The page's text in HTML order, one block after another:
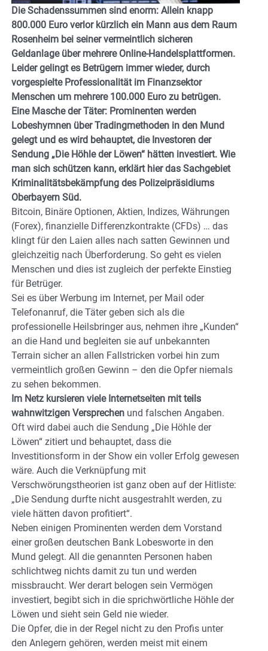
Die Schadenssummen sind enorm: Allein knapp
800.000 Euro verlor kürzlich ein Mann aus dem Raum
Rosenheim bei seiner vermeintlich sicheren
Geldanlage über mehrere Online-Handelsplattformen.
Leider gelingt es Betrügern immer wieder, durch
vorgespielte Professionalität im Finanzsektor
Menschen um mehrere 100.000 Euro zu betrügen.
Eine Masche der Täter: Prominenten werden
Lobeshymnen über Tradingmethoden in den Mund
gelegt und es wird behauptet, die Investoren der
Sendung „Die Höhle der Löwen“ hätten investiert. Wie
man sich schützen kann, erklärt hier das Sachgebiet
Kriminalitätsbekämpfung des Polizeipräsidiums
Oberbayern Süd.
Bitcoin, Binäre Optionen, Aktien, Indizes, Währungen
(Forex), finanzielle Differenzkontrakte (CFDs) … das
klingt für den Laien alles nach satten Gewinnen und
gleichzeitig nach Überforderung. So geht es vielen
Menschen und dies ist zugleich der perfekte Einstieg
für Betrüger.
Sei es über Werbung im Internet, per Mail oder
Telefonanruf, die Täter geben sich als die
professionelle Heilsbringer aus, nehmen ihre „Kunden“
an die Hand und begleiten sie auf unbekannten
Terrain sicher an allen Fallstricken vorbei hin zum
vermeintlich großen Gewinn – den die Opfer niemals
zu sehen bekommen.
Im Netz kursieren viele Internetseiten mit teils
wahnwitzigen Versprechen und falschen Angaben.
Oft wird dabei auch die Sendung „Die Höhle der
Löwen“ zitiert und behauptet, dass die
Investitionsform in der Show ein voller Erfolg gewesen
wäre. Auch die Verknüpfung mit
Verschwörungstheorien ist ganz oben auf der Hitliste:
„Die Sendung durfte nicht ausgestrahlt werden, zu
viele hätten davon profitiert“.
Neben einigen Prominenten werden dem Vorstand
einer großen deutschen Bank Lobesworte in den
Mund gelegt. All die genannten Personen haben
schlichtweg nichts damit zu tun und werden
missbraucht. Wer derart belogen sein Vermögen
investiert, begibt sich in die sprichwörtliche Höhle der
Löwen und sieht sein Geld nie wieder.
Die Opfer, die in der Regel nicht zu den Profis unter
den Anlegern gehören, werden meist mit einem